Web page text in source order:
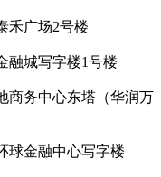
禾广场2号楼
融城写字楼1号楼
商务中心东塔（华润万
球金融中心写字楼